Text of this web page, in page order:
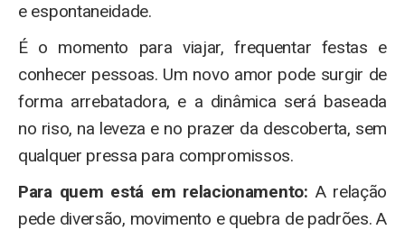
e espontaneidade.
É o momento para viajar, frequentar festas e
conhecer pessoas. Um novo amor pode surgir de
forma arrebatadora, e a dinâmica será baseada
no riso, na leveza e no prazer da descoberta, sem
qualquer pressa para compromissos.
Para quem está em relacionamento: A relação
pede diversão, movimento e quebra de padrões. A